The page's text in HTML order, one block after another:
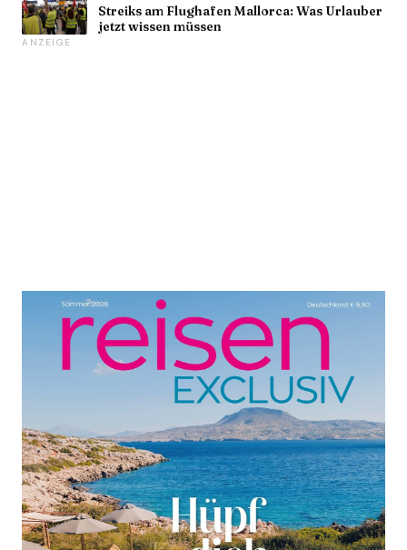
Streiks am Flughafen Mallorca: Was Urlauber
jetzt wissen müssen
ANZEIGE